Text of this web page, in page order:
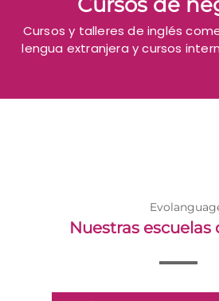
Cursos y talleres de inglés
lengua extranjera y cursos
Nuestras